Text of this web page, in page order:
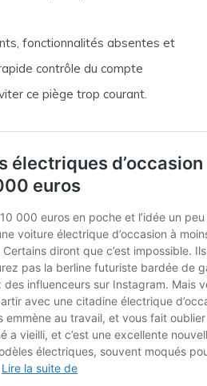
fonctionnalités absentes et
contrôle du compte
ce piège trop courant.